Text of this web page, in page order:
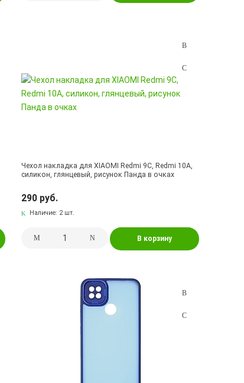
Чехол накладка для XIAOMI Redmi 9C, Redmi 10A,
силикон, глянцевый, рисунок Панда в очках
290 руб.
Наличие: 2 шт.
В корзину